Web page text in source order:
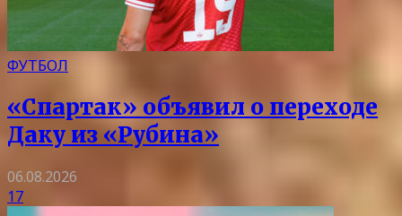
ФУТБОЛ
«Спартак» объявил о переходе
Даку из «Рубина»
06.08.2026
17